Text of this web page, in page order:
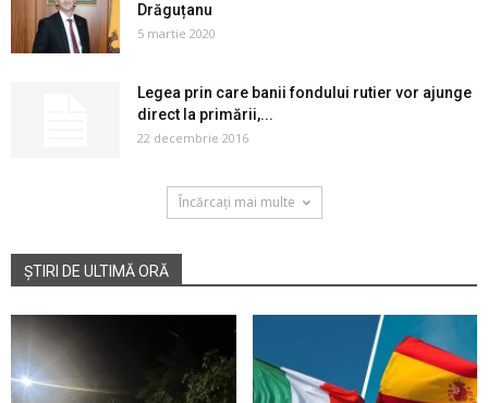
Drăguțanu
5 martie 2020
Legea prin care banii fondului rutier vor ajunge
direct la primării,...
22 decembrie 2016
Încărcați mai multe
ȘTIRI DE ULTIMĂ ORĂ